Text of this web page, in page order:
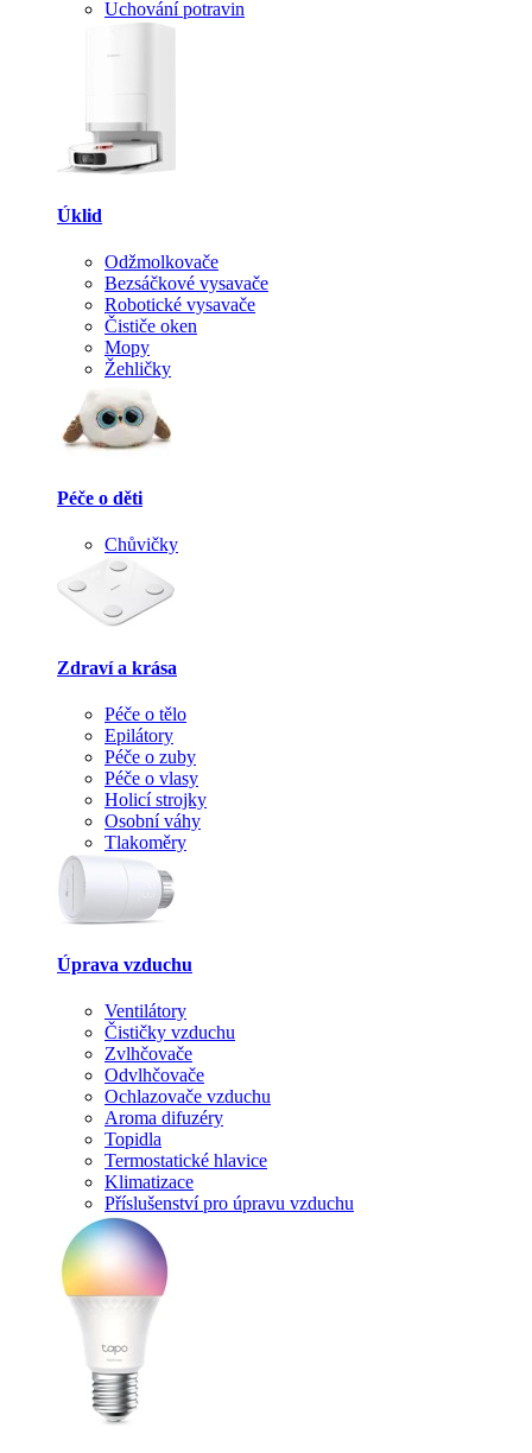
Uchování potravin
Úklid
Odžmolkovače
Bezsáčkové vysavače
Robotické vysavače
Čističe oken
Mopy
Žehličky
Péče o děti
Chůvičky
Zdraví a krása
Péče o tělo
Epilátory
Péče o zuby
Péče o vlasy
Holicí strojky
Osobní váhy
Tlakoměry
Úprava vzduchu
Ventilátory
Čističky vzduchu
Zvlhčovače
Odvlhčovače
Ochlazovače vzduchu
Aroma difuzéry
Topidla
Termostatické hlavice
Klimatizace
Příslušenství pro úpravu vzduchu